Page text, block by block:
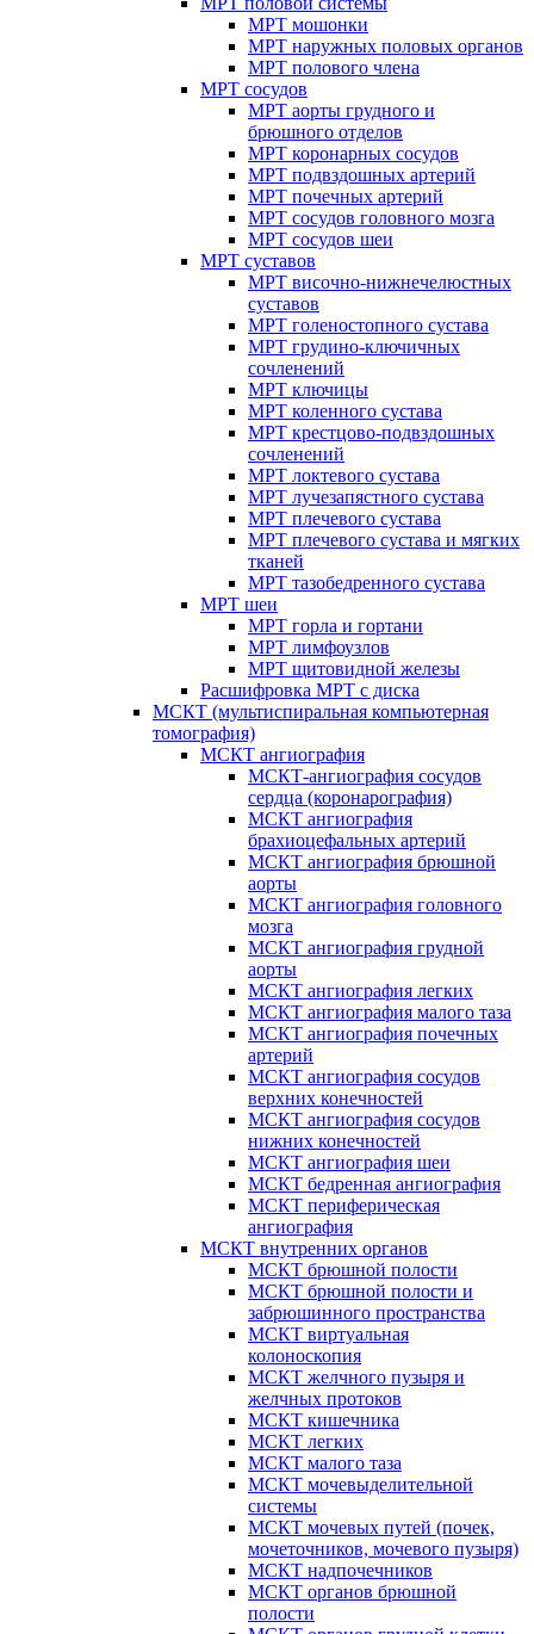
МРТ мошонки
МРТ наружных половых органов
МРТ полового члена
МРТ сосудов
МРТ аорты грудного и
брюшного отделов
МРТ коронарных сосудов
МРТ подвздошных артерий
МРТ почечных артерий
МРТ сосудов головного мозга
МРТ сосудов шеи
МРТ суставов
МРТ височно-нижнечелюстных
суставов
МРТ голеностопного сустава
МРТ грудино-ключичных
сочленений
МРТ ключицы
МРТ коленного сустава
МРТ крестцово-подвздошных
сочленений
МРТ локтевого сустава
МРТ лучезапястного сустава
МРТ плечевого сустава
МРТ плечевого сустава и мягких
тканей
МРТ тазобедренного сустава
МРТ шеи
МРТ горла и гортани
МРТ лимфоузлов
МРТ щитовидной железы
Расшифровка МРТ с диска
МСКТ (мультиспиральная компьютерная
томография)
МСКТ ангиография
МСКТ-ангиография сосудов
сердца (коронарография)
МСКТ ангиография
брахиоцефальных артерий
МСКТ ангиография брюшной
аорты
МСКТ ангиография головного
мозга
МСКТ ангиография грудной
аорты
МСКТ ангиография легких
МСКТ ангиография малого таза
МСКТ ангиография почечных
артерий
МСКТ ангиография сосудов
верхних конечностей
МСКТ ангиография сосудов
нижних конечностей
МСКТ ангиография шеи
МСКТ бедренная ангиография
МСКТ периферическая
ангиография
МСКТ внутренних органов
МСКТ брюшной полости
МСКТ брюшной полости и
забрюшинного пространства
МСКТ виртуальная
колоноскопия
МСКТ желчного пузыря и
желчных протоков
МСКТ кишечника
МСКТ легких
МСКТ малого таза
МСКТ мочевыделительной
системы
МСКТ мочевых путей (почек,
мочеточников, мочевого пузыря)
МСКТ надпочечников
МСКТ органов брюшной
полости